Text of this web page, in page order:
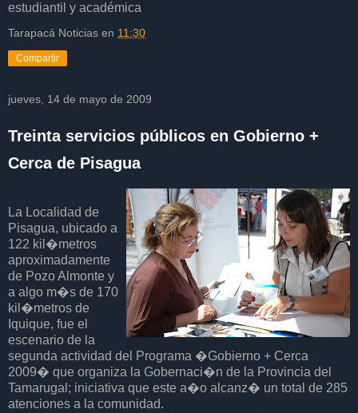
estudiantil y académica
Tarapacá Noticias en 11:30
Compartir
jueves, 14 de mayo de 2009
Treinta servicios públicos en Gobierno +
Cerca de Pisagua
La Localidad de
Pisagua, ubicado a
122 kil�metros
aproximadamente
de Pozo Almonte y
a algo m�s de 170
kil�metros de
Iquique, fue el
escenario de la
segunda actividad del Programa �Gobierno + Cerca
2009� que organiza la Gobernaci�n de la Provincia del
Tamarugal; iniciativa que este a�o alcanz� un total de 285
atenciones a la comunidad.